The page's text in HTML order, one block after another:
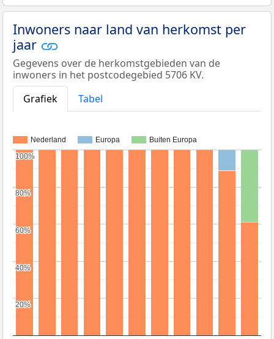
Inwoners naar land van herkomst per
jaar
Gegevens over de herkomstgebieden van de
inwoners in het postcodegebied 5706 KV.
Grafiek
Tabel
Nederland Europa Buiten Europa
20%
20%
40%
40%
60%
60%
80%
80%
100%
100%